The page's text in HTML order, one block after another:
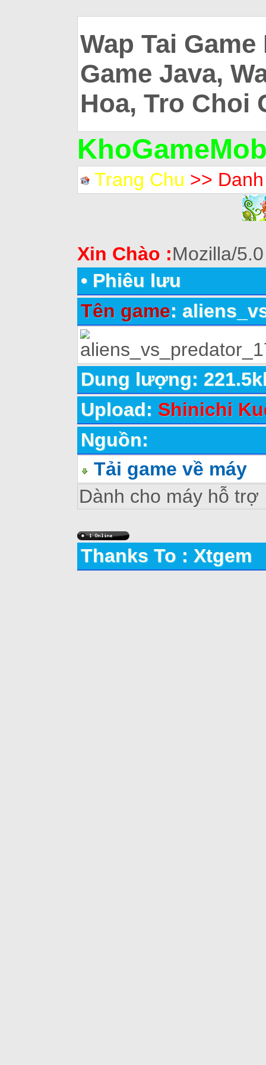
Wap Tai
Game Java,
Hoa, Tro Choi
Trang Chu >>
Xin Chào :Mozilla/5.0
• Phiêu lưu
Tên game:
Dung lượng:
Upload: Shinichi
Nguồn:
Tải game về máy
Dành cho máy hỗ trợ
Thanks To : Xtgem